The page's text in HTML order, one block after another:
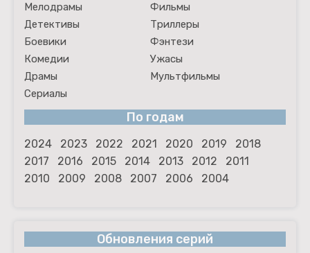
Мелодрамы
Фильмы
Детективы
Триллеры
Боевики
Фэнтези
Комедии
Ужасы
Драмы
Мультфильмы
Сериалы
По годам
2024 2023 2022 2021 2020 2019
2018
2017
2016 2015 2014 2013 2012
2011
2010
2009 2008 2007 2006 2004
Обновления серий